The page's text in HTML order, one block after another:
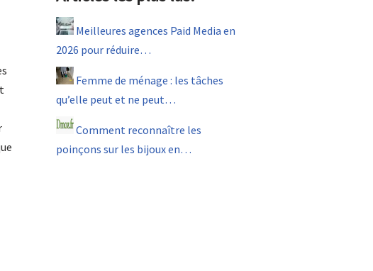
Meilleures agences Paid Media en
2026 pour réduire…
Femme de ménage : les tâches
qu’elle peut et ne peut…
Comment reconnaître les
poinçons sur les bijoux en…